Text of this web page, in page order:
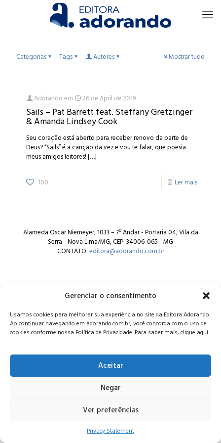
Gerenciar o consentimento
Usamos cookies para melhorar sua experiência no site da Editora Adorando.
Ao continuar navegando em adorando.com.br, você concorda com o uso de
cookies conforme nossa Política de Privacidade. Para saber mais, clique aqui.
Aceitar
Negar
Ver preferências
Privacy Statement
Categorias Tags Autores Mostrar tudo
Adorandoem 26 de April de 2019
Sails – Pat Barrett feat. Steffany Gretzinger
& Amanda Lindsey Cook
Seu coração está aberto para receber renovo da parte de
Deus? “Sails” é a canção da vez e vou te falar, que poesia
meus amigos leitores![…]
100 Ler mais
Alameda Oscar Niemeyer, 1033 – 7º Andar - Portaria 04, Vila da
Serra - Nova Lima/MG, CEP: 34006-065 - MG
CONTATO:editora@adorando.com.br
© Editora Adorando 2026. Todos os direitos reservados.
Consulte nossapolítica de privacidade.